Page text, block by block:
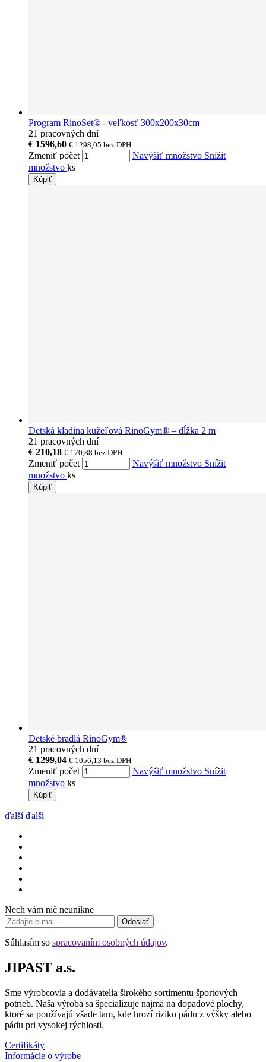
Program RinoSet® - veľkosť 300x200x30cm
21 pracovných dní
€ 1596,60 € 1298,05 bez DPH
Zmeniť počet Navýšiť množstvo Snížit
množstvo ks
Kúpiť
Detská kladina kužeľová RinoGym® – dĺžka 2 m
21 pracovných dní
€ 210,18 € 170,88 bez DPH
Zmeniť počet Navýšiť množstvo Snížit
množstvo ks
Kúpiť
Detské bradlá RinoGym®
21 pracovných dní
€ 1299,04 € 1056,13 bez DPH
Zmeniť počet Navýšiť množstvo Snížit
množstvo ks
Kúpiť
ďalší ďalší
Nech vám nič neunikne
Odoslať
Súhlasím so spracovaním osobných údajov.
JIPAST a.s.
Sme výrobcovia a dodávatelia širokého sortimentu športových
potrieb. Naša výroba sa špecializuje najmä na dopadové plochy,
ktoré sa používajú všade tam, kde hrozí riziko pádu z výšky alebo
pádu pri vysokej rýchlosti.
Certifikáty
Informácie o výrobe